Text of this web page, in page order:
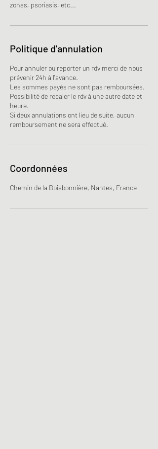
zonas, psoriasis, etc...
Politique d'annulation
Pour annuler ou reporter un rdv merci de nous
prévenir 24h à l'avance.
Les sommes payés ne sont pas remboursées.
Possibilité de recaler le rdv à une autre date et
heure.
Si deux annulations ont lieu de suite, aucun
remboursement ne sera effectué.
Coordonnées
Chemin de la Boisbonnière, Nantes, France